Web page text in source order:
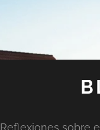
Reflexiones sobre